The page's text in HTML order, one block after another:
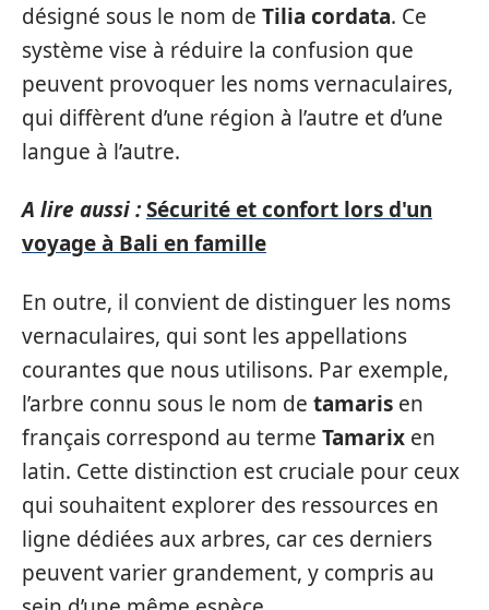
désigné sous le nom de Tilia cordata. Ce
système vise à réduire la confusion que
peuvent provoquer les noms vernaculaires,
qui diffèrent d’une région à l’autre et d’une
langue à l’autre.
A lire aussi :Sécurité et confort lors d'un
voyage à Bali en famille
En outre, il convient de distinguer les noms
vernaculaires, qui sont les appellations
courantes que nous utilisons. Par exemple,
l’arbre connu sous le nom de tamaris en
français correspond au terme Tamarix en
latin. Cette distinction est cruciale pour ceux
qui souhaitent explorer des ressources en
ligne dédiées aux arbres, car ces derniers
peuvent varier grandement, y compris au